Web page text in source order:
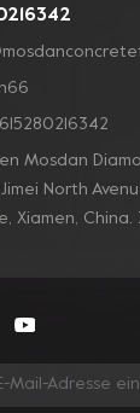
Mosdan
Jimei North
Xiamen, China.